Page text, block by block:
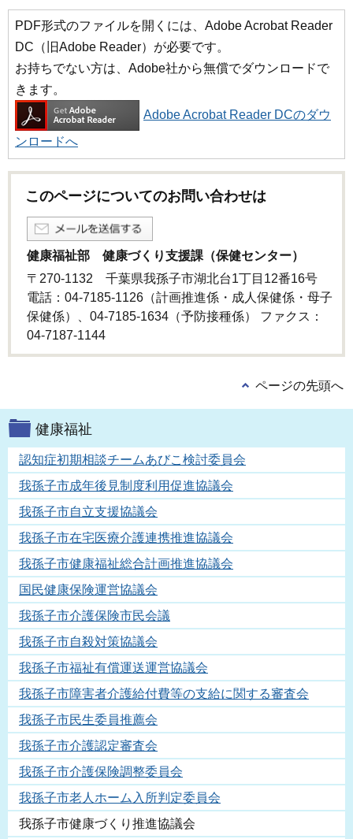
PDF形式のファイルを開くには、Adobe Acrobat Reader
DC（旧Adobe Reader）が必要です。
お持ちでない方は、Adobe社から無償でダウンロードで
きます。
Adobe Acrobat Reader DCのダウ
ンロードへ
このページについてのお問い合わせは
健康福祉部 健康づくり支援課（保健センター）
〒270-1132 千葉県我孫子市湖北台1丁目12番16号
電話：04-7185-1126（計画推進係・成人保健係・母子
保健係）、04-7185-1634（予防接種係） ファクス：
04-7187-1144
ページの先頭へ
健康福祉
認知症初期相談チームあびこ検討委員会
我孫子市成年後見制度利用促進協議会
我孫子市自立支援協議会
我孫子市在宅医療介護連携推進協議会
我孫子市健康福祉総合計画推進協議会
国民健康保険運営協議会
我孫子市介護保険市民会議
我孫子市自殺対策協議会
我孫子市福祉有償運送運営協議会
我孫子市障害者介護給付費等の支給に関する審査会
我孫子市民生委員推薦会
我孫子市介護認定審査会
我孫子市介護保険調整委員会
我孫子市老人ホーム入所判定委員会
我孫子市健康づくり推進協議会